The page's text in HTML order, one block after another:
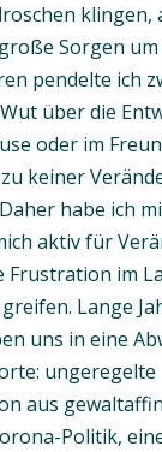
klingen,
Sorgen
pendelte ich
über die
oder im
keiner
habe ich
aktiv für
Frustration im
Lange
uns in eine
ungeregelte
aus
Politik,